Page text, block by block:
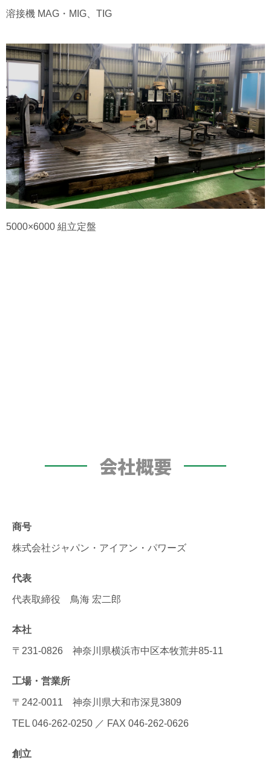
溶接機 MAG・MIG、TIG
5000×6000 組立定盤
会社概要
商号
株式会社ジャパン・アイアン・パワーズ
代表
代表取締役 鳥海 宏二郎
本社
〒231-0826 神奈川県横浜市中区本牧荒井85-11
工場・営業所
〒242-0011 神奈川県大和市深見3809
TEL 046-262-0250 ／ FAX 046-262-0626
創立